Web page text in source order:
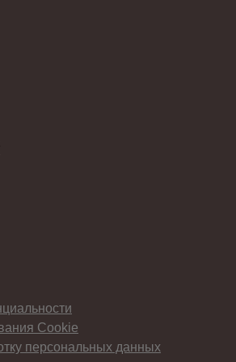
Cookie
персональных данных